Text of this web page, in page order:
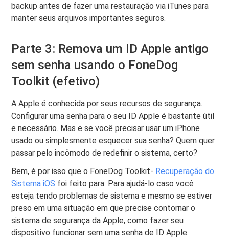
backup antes de fazer uma restauração via iTunes para
manter seus arquivos importantes seguros.
Parte 3: Remova um ID Apple antigo
sem senha usando o FoneDog
Toolkit (efetivo)
A Apple é conhecida por seus recursos de segurança.
Configurar uma senha para o seu ID Apple é bastante útil
e necessário. Mas e se você precisar usar um iPhone
usado ou simplesmente esquecer sua senha? Quem quer
passar pelo incômodo de redefinir o sistema, certo?
Bem, é por isso que o FoneDog Toolkit- Recuperação do
Sistema iOS foi feito para. Para ajudá-lo caso você
esteja tendo problemas de sistema e mesmo se estiver
preso em uma situação em que precise contornar o
sistema de segurança da Apple, como fazer seu
dispositivo funcionar sem uma senha de ID Apple.